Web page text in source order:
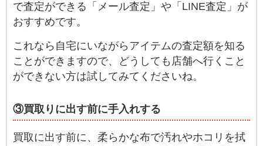
で査定ができる「メール査定」や「LINE査定」が
おすすめです。
これなら自宅にいながらアイテムの査定額を知る
ことができますので、どうしても店舗へ行くこと
ができない方は試してみてくださいね。
③買取りに出す前に手入れする
買取に出す前に、柔らかな布で汚れやホコリを拭